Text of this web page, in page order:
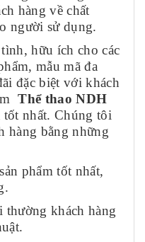
hàng về chất
người sử dụng.
hữu ích cho các
mẫu mã đa
đặc biệt với khách
Thể thao NDH
nhất. Chúng tôi
hàng bằng những
phẩm tốt nhất,
thường khách hàng